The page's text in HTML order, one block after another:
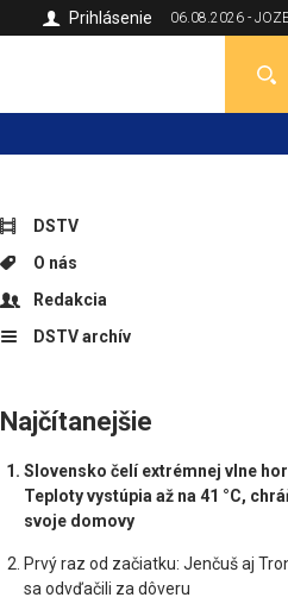
06.08.2026 -
Prihlásenie
DSTV
O nás
Redakcia
DSTV archív
Najčítanejšie
Slovensko čelí extrémnej vlne
Teploty vystúpia až na 41 °C,
svoje domovy
Prvý raz od začiatku: Jenčuš aj
sa odvďačili za dôveru